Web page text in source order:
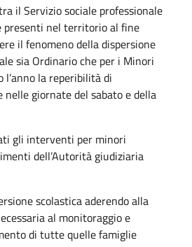
il Servizio sociale professionale
presenti nel territorio al fine
il fenomeno della dispersione
sia Ordinario che per i Minori
la reperibilità di
nelle giornate del sabato e della
gli interventi per minori
dell’Autorità giudiziaria
scolastica aderendo alla
al monitoraggio e
di tutte quelle famiglie